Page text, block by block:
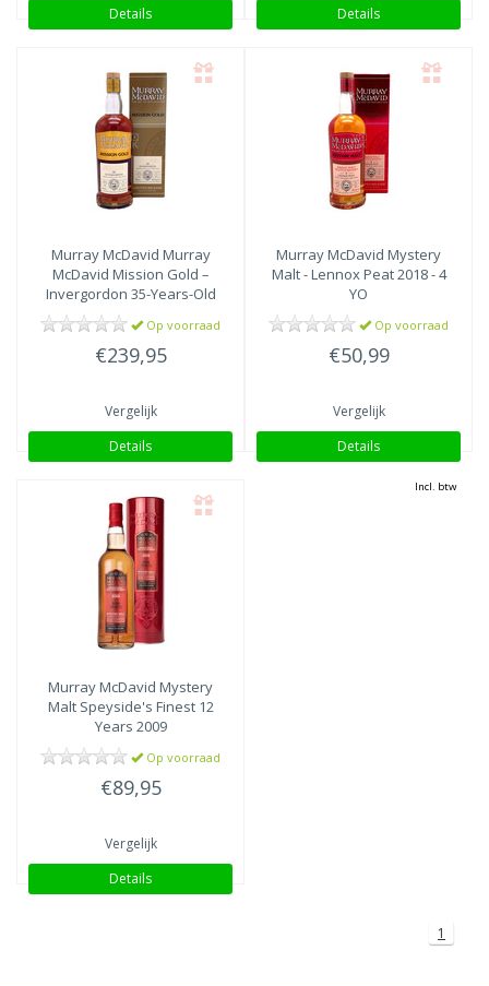
Details
Details
Murray McDavid Murray
McDavid Mission Gold –
Invergordon 35-Years-Old
1987 – Limited Grain
ReleaseOp voorraad
€239,95
Vergelijk
Details
Murray McDavid Mystery
Malt - Lennox Peat 2018 - 4
YO
Op voorraad
€50,99
Vergelijk
Details
Murray McDavid Mystery
Malt Speyside's Finest 12
Years 2009
Op voorraad
€89,95
Vergelijk
Details
Incl. btw
1